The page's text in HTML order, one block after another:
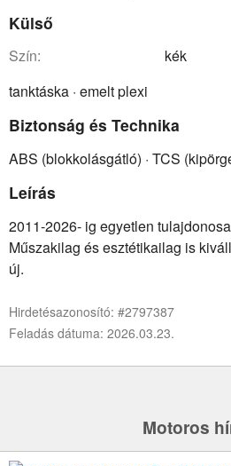
Külső
szín:
kék
tanktáska · emelt plexi
Biztonság és Technika
ABS (blokkolásgátló) · TCS
Leírás
2011-2026- ig egyetlen
Műszakilag és esztétikailag is
új.
Hirdetésazonosító: #2797387
Feladás dátuma: 2026.03.23.
Motoros